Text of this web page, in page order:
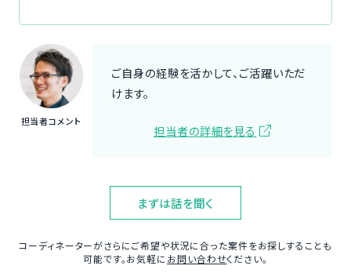
担当者コメント
ご自身の経験を活かして、ご活躍いただ
けます。
担当者の詳細を見る
まずは話を聞く
コーディネーターがさらにご希望や状況に合った案件をお探しすることも
可能です。お気軽に お問い合わせください。